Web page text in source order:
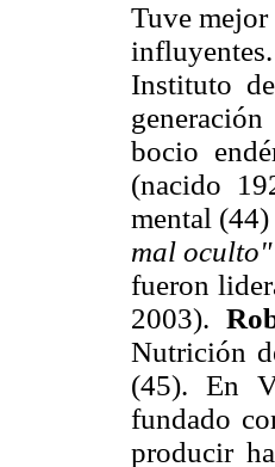
Tuve mejor
influyentes.
Instituto
bocio
(nacido
mental
mal oculto"
fueron
2003).
Nutrición
(45). En
fundado
producir